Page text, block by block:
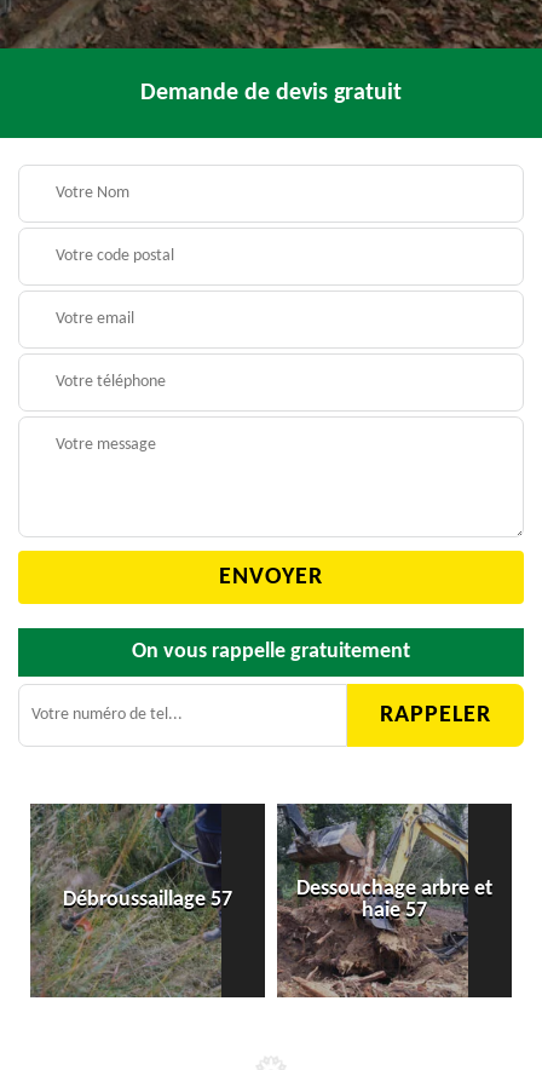
Demande de devis gratuit
On vous rappelle gratuitement
Débroussaillage 57
Dessouchage arbre et
haie 57